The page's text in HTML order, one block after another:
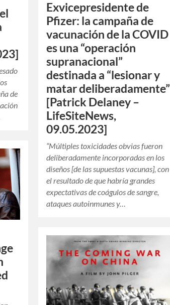
de
Exvicepresidente de
Pfizer: la campaña de
vacunación de la COVID
es una “operación
supranacional”
destinada a “lesionar y
matar deliberadamente”
[Patrick Delaney –
LifeSiteNews,
09.05.2023]
“Múltiples toxicidades obvias fueron
deliberadamente incorporadas en los
diseños [de las supuestas vacunas], con
el resultado de que habría grandes
expectativas de coágulos de sangre,
ataques autoinmunes y…